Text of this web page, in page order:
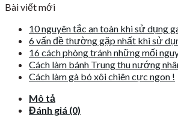
Bài viết mới
10 nguyên tắc an toàn khi sử dụng
6 vấn đề thường gặp nhất khi sử
16 cách phòng tránh những mối
Cách làm bánh Trung thu nướng
Cách làm gà bó xôi chiên cực ngon !
Mô tả
Đánh giá (0)